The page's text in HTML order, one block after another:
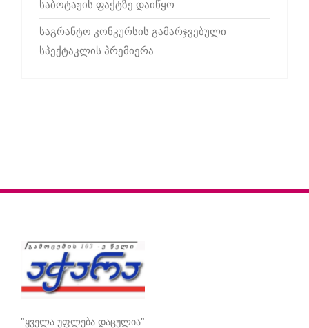
საბოტაჟის ფაქტზე დაიწყო
საგრანტო კონკურსის გამარჯვებული
სპექტაკლის პრემიერა
"ყველა უფლება დაცულია" .